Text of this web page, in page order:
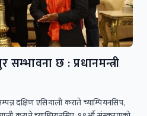
छ : प्रधानमन्त्री
दक्षिण एसियाली कराते च्याम्पियनसिप,